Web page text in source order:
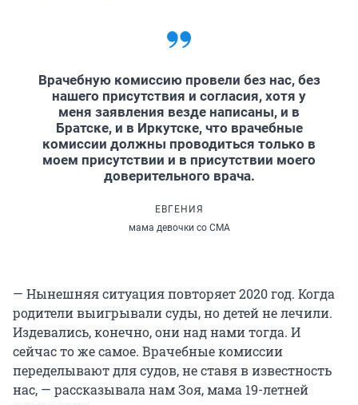
Врачебную комиссию провели без нас, без
нашего присутствия и согласия, хотя у
меня заявления везде написаны, и в
Братске, и в Иркутске, что врачебные
комиссии должны проводиться только в
моем присутствии и в присутствии моего
доверительного врача.
ЕВГЕНИЯ
мама девочки со СМА
— Нынешняя ситуация повторяет 2020 год. Когда
родители выигрывали суды, но детей не лечили.
Издевались, конечно, они над нами тогда. И
сейчас то же самое. Врачебные комиссии
переделывают для судов, не ставя в известность
нас, — рассказывала нам Зоя, мама 19-летней